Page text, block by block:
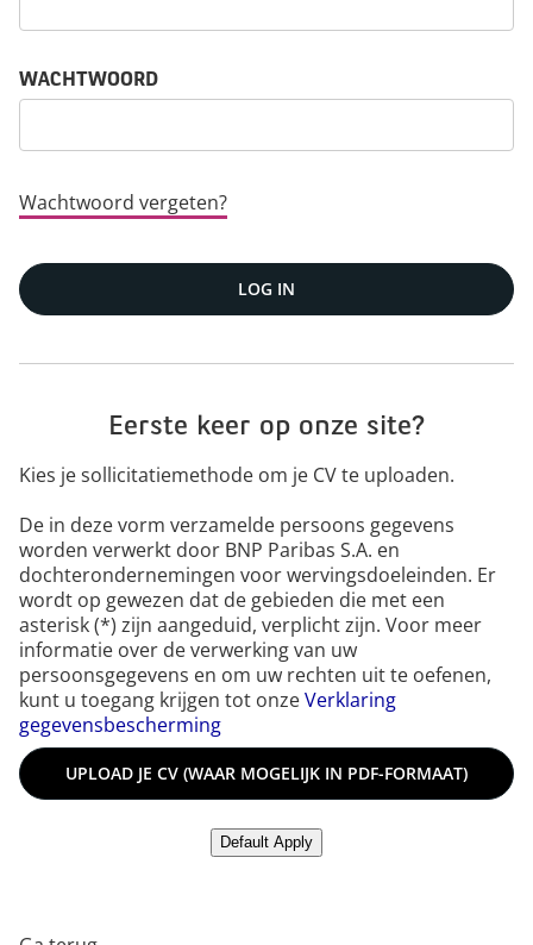
WACHTWOORD
Wachtwoord vergeten?
LOG IN
Eerste keer op onze site?
Kies je sollicitatiemethode om je CV te uploaden.
De in deze vorm verzamelde persoons gegevens
worden verwerkt door BNP Paribas S.A. en
dochterondernemingen voor wervingsdoeleinden. Er
wordt op gewezen dat de gebieden die met een
asterisk (*) zijn aangeduid, verplicht zijn. Voor meer
informatie over de verwerking van uw
persoonsgegevens en om uw rechten uit te oefenen,
kunt u toegang krijgen tot onzeVerklaring
gegevensbescherming
UPLOAD JE CV (WAAR MOGELIJK IN PDF-FORMAAT)
Upload je CV (waar mogelijk in PDF-formaat)
Default Apply
Upload jouw cv vanuit LinkedIn